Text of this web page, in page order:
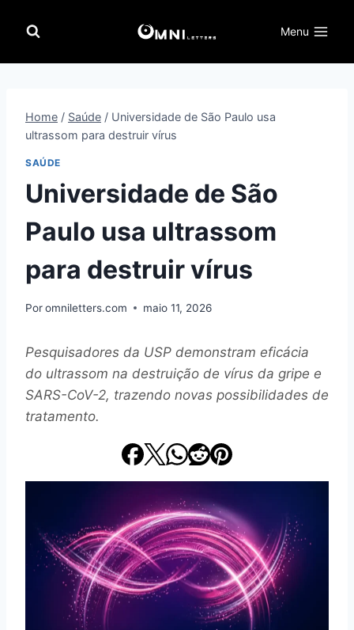
para
Menu
Home / Saúde / Universidade de São Paulo usa
ultrassom para destruir vírus
SAÚDE
Universidade de São
Paulo usa ultrassom
para destruir vírus
Poromniletters.com maio 11, 2026
Pesquisadores da USP demonstram eficácia
do ultrassom na destruição de vírus da gripe e
SARS-CoV-2, trazendo novas possibilidades de
tratamento.